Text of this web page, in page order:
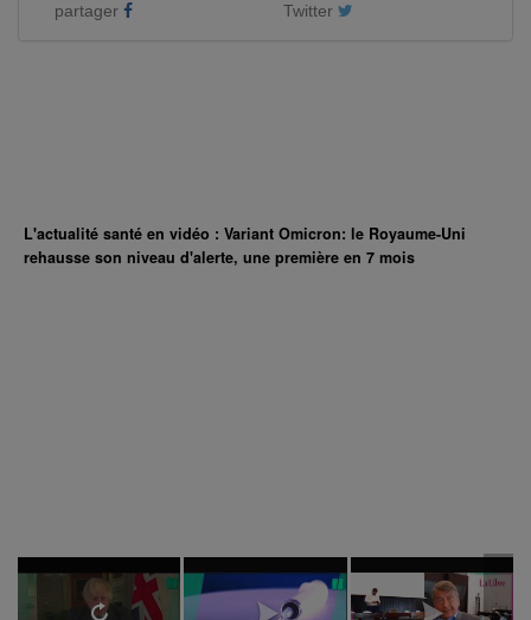
partager
Twitter
L'actualité santé en vidéo : Variant Omicron: le Royaume-Uni
rehausse son niveau d'alerte, une première en 7 mois